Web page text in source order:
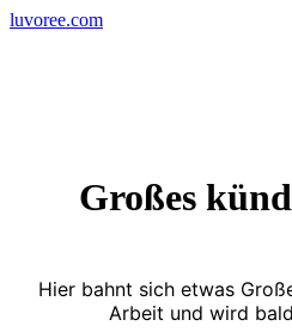
Skip
luvoree.com
Großes
Hier bahnt sich etwas
Arbeit und wird